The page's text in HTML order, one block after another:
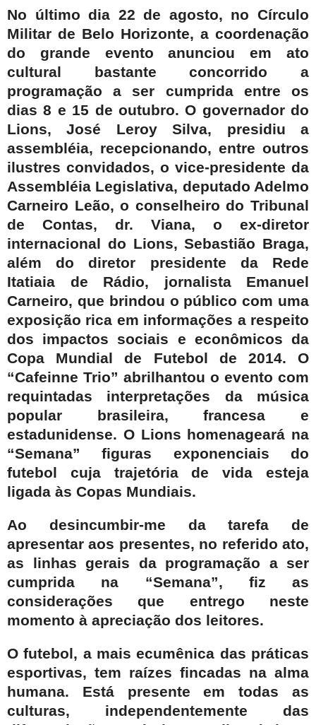
No último dia 22 de agosto, no Círculo
Militar de Belo Horizonte, a coordenação
do grande evento anunciou em ato
cultural bastante concorrido a
programação a ser cumprida entre os
dias 8 e 15 de outubro. O governador do
Lions, José Leroy Silva, presidiu a
assembléia, recepcionando, entre outros
ilustres convidados, o vice-presidente da
Assembléia Legislativa, deputado Adelmo
Carneiro Leão, o conselheiro do Tribunal
de Contas, dr. Viana, o ex-diretor
internacional do Lions, Sebastião Braga,
além do diretor presidente da Rede
Itatiaia de Rádio, jornalista Emanuel
Carneiro, que brindou o público com uma
exposição rica em informações a respeito
dos impactos sociais e econômicos da
Copa Mundial de Futebol de 2014. O
“Cafeinne Trio” abrilhantou o evento com
requintadas interpretações da música
popular brasileira, francesa e
estadunidense. O Lions homenageará na
“Semana” figuras exponenciais do
futebol cuja trajetória de vida esteja
ligada às Copas Mundiais.
Ao desincumbir-me da tarefa de
apresentar aos presentes, no referido ato,
as linhas gerais da programação a ser
cumprida na “Semana”, fiz as
considerações que entrego neste
momento à apreciação dos leitores.
O futebol, a mais ecumênica das práticas
esportivas, tem raízes fincadas na alma
humana. Está presente em todas as
culturas, independentemente das